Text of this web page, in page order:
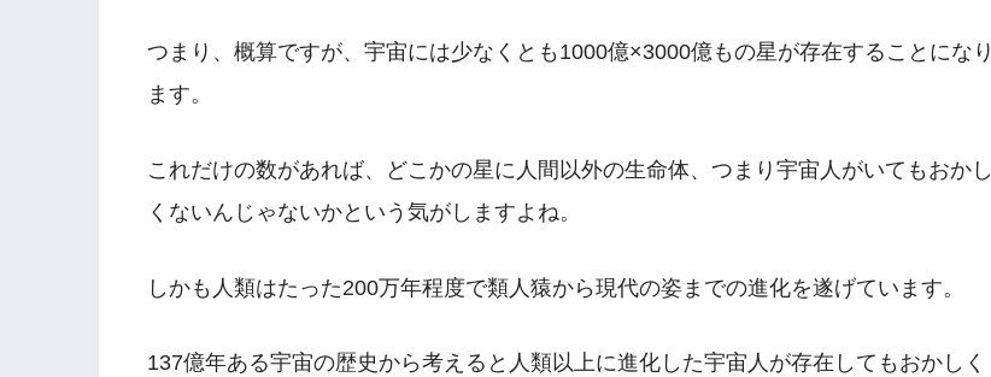
つまり、概算ですが、宇宙には少なくとも1000億×3000億もの星が存在することになり
ます。
これだけの数があれば、どこかの星に人間以外の生命体、つまり宇宙人がいてもおかし
くないんじゃないかという気がしますよね。
しかも人類はたった200万年程度で類人猿から現代の姿までの進化を遂げています。
137億年ある宇宙の歴史から考えると人類以上に進化した宇宙人が存在してもおかしく